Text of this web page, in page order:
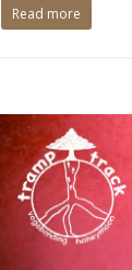
Read more